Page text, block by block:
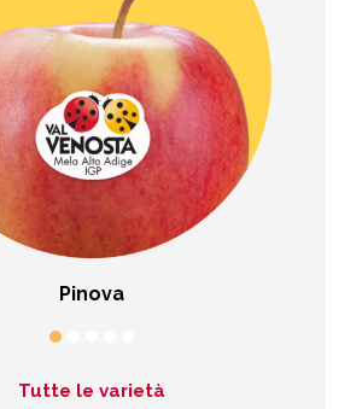
Pinova
Tutte le varietà